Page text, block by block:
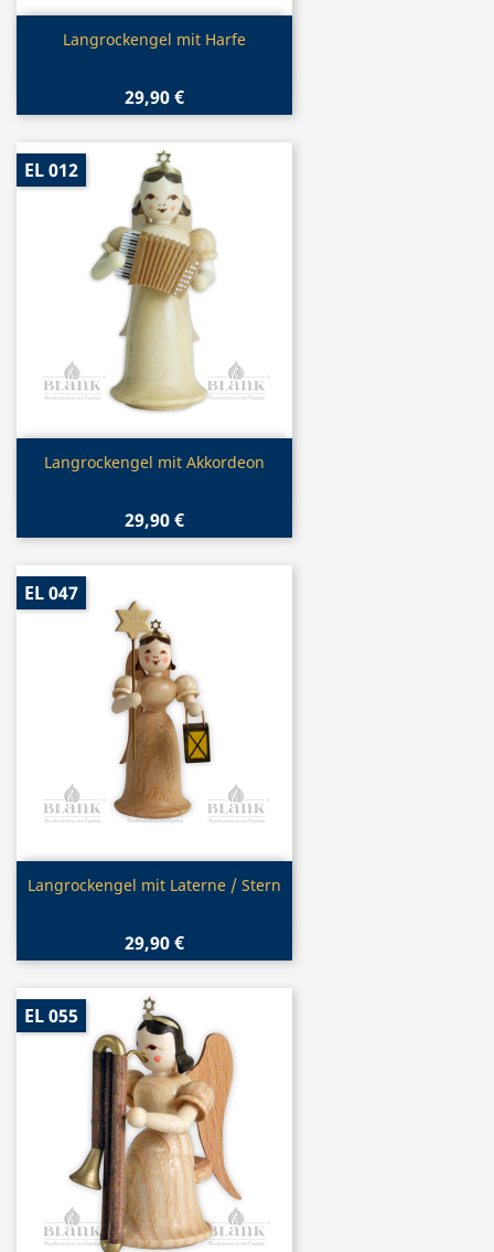
Vorschau
Langrockengel mit Harfe
29,90 €
Vorschau
Langrockengel mit Akkordeon
29,90 €
EL 012
Vorschau
Langrockengel mit Laterne / Stern
29,90 €
EL 047
EL 055